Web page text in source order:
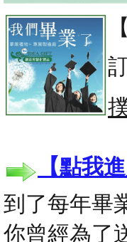
【點我
到了每年畢
你曾經為了